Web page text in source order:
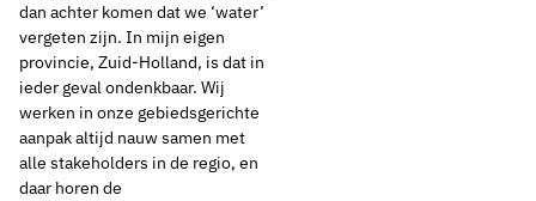
dan achter komen dat we ‘water’
vergeten zijn. In mijn eigen
provincie, Zuid-Holland, is dat in
ieder geval ondenkbaar. Wij
werken in onze gebiedsgerichte
aanpak altijd nauw samen met
alle stakeholders in de regio, en
daar horen de